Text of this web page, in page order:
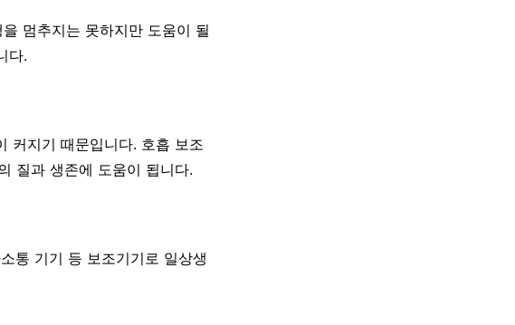
멈추지는 못하지만 도움이 될
다.
커지기 때문입니다. 호흡 보조
질과 생존에 도움이 됩니다.
통 기기 등 보조기기로 일상생